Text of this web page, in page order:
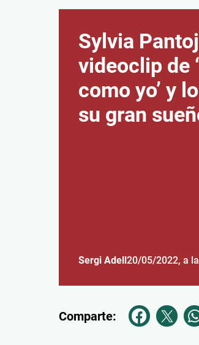
Sylvia
videoclip de
como yo’ y
su gran
Sergi Adell20/05/2022, a
Comparte: